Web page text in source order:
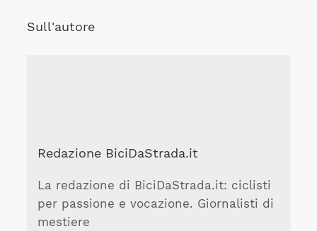
Sull'autore
Redazione BiciDaStrada.it
La redazione di BiciDaStrada.it: ciclisti
per passione e vocazione. Giornalisti di
mestiere